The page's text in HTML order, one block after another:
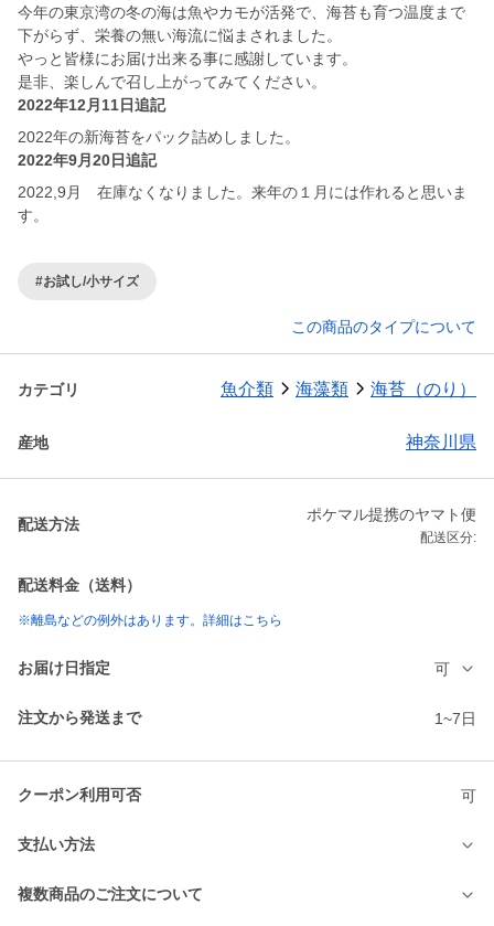
今年の東京湾の冬の海は魚やカモが活発で、海苔も育つ温度まで
下がらず、栄養の無い海流に悩まされました。
やっと皆様にお届け出来る事に感謝しています。
是非、楽しんで召し上がってみてください。
2022年12月11日追記
2022年の新海苔をパック詰めしました。
2022年9月20日追記
2022,9月 在庫なくなりました。来年の１月には作れると思いま
す。
#お試し/小サイズ
この商品のタイプについて
カテゴリ 魚介類 海藻類 海苔（のり）
産地 神奈川県
配送方法
ポケマル提携のヤマト便
配送区分:
配送料金（送料）
※離島などの例外はあります。詳細はこちら
お届け日指定 可
注文から発送まで 1~7日
クーポン利用可否 可
支払い方法
複数商品のご注文について